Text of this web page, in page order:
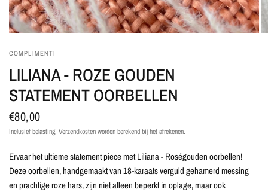
COMPLIMENTI
LILIANA - ROZE GOUDEN
STATEMENT OORBELLEN
€80,00
Inclusief belasting. Verzendkostenworden berekend bij het afrekenen.
Ervaar het ultieme statement piece met Liliana - Roségouden oorbellen!
Deze oorbellen, handgemaakt van 18-karaats verguld gehamerd messing
en prachtige roze hars, zijn niet alleen beperkt in oplage, maar ook